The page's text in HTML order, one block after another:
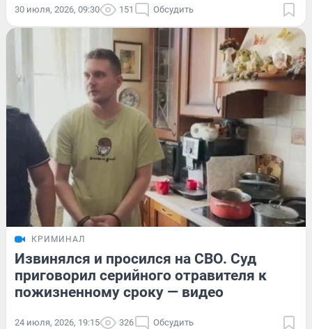
30 июля, 2026, 09:30 151 Обсудить
КРИМИНАЛ
Извинялся и просился на СВО. Суд
приговорил серийного отравителя к
пожизненному сроку — видео
24 июля, 2026, 19:15 326 Обсудить